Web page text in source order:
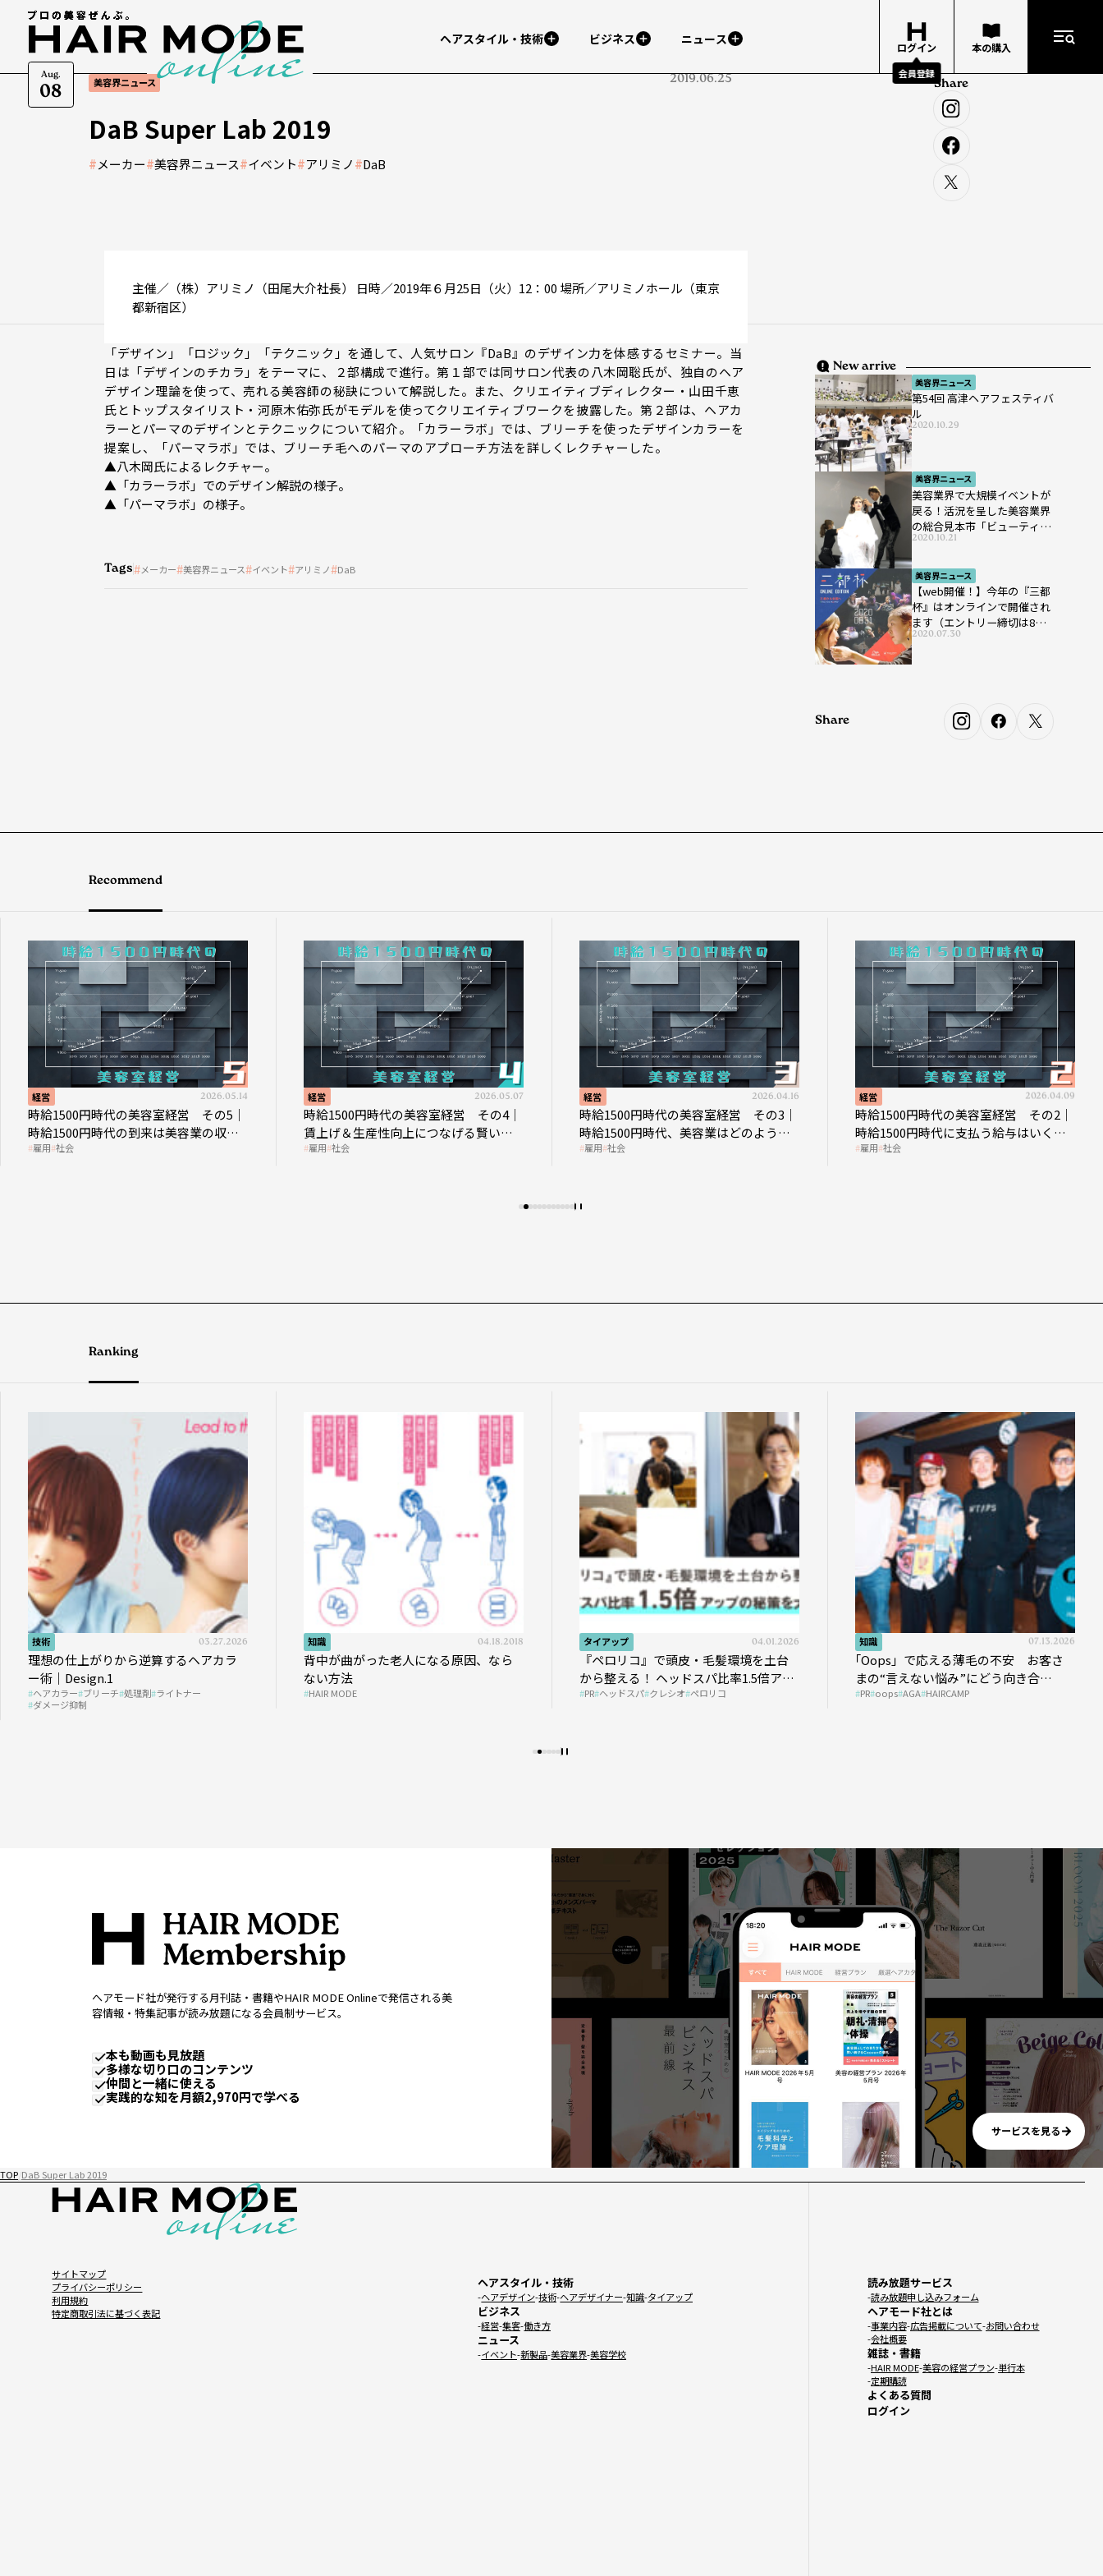
Aug.
08
ヘアスタイル・技術 ビジネス ニュース
ログイン
会員登録
本の購入
美容界ニュース 2019.06.25
DaB Super Lab 2019
#メーカー#美容界ニュース#イベント#アリミノ#DaB
Share
主催／（株）アリミノ（田尾大介社長） 日時／2019年６月25日（火）12：00 場所／アリミノホール（東京
都新宿区）
「デザイン」「ロジック」「テクニック」を通して、人気サロン『DaB』のデザイン力を体感するセミナー。当
日は「デザインのチカラ」をテーマに、２部構成で進行。第１部では同サロン代表の八木岡聡氏が、独自のヘア
デザイン理論を使って、売れる美容師の秘訣について解説した。また、クリエイティブディレクター・山田千恵
氏とトップスタイリスト・河原木佑弥氏がモデルを使ってクリエイティブワークを披露した。第２部は、ヘアカ
ラーとパーマのデザインとテクニックについて紹介。「カラーラボ」では、ブリーチを使ったデザインカラーを
提案し、「パーマラボ」では、ブリーチ毛へのパーマのアプローチ方法を詳しくレクチャーした。
▲八木岡氏によるレクチャー。
▲「カラーラボ」でのデザイン解説の様子。
▲「パーマラボ」の様子。
Tags メーカー 美容界ニュース イベント アリミノ DaB
New arrive
美容界ニュース
第54回 高津ヘアフェスティバ
ル
2020.10.29
美容界ニュース
美容業界で大規模イベントが
戻る！活況を呈した美容業界
の総合見本市「ビューティー
ワールド ジャパン ウエス
ト」が開催
2020.10.21
美容界ニュース
【web開催！】今年の『三都
杯』はオンラインで開催され
ます（エントリー締切は8月7
日まで）
2020.07.30
Share
Recommend
経営 2026.05.14
時給1500円時代の美容室経営 その5｜
時給1500円時代の到来は美容業の収益
構造を見直す契機
雇用 社会
経営 2026.05.07
時給1500円時代の美容室経営 その4｜
賃上げ＆生産性向上につなげる賢い助
成金活用
雇用 社会
経営 2026.04.16
時給1500円時代の美容室経営 その3｜
時給1500円時代、美容業はどのような
影響を受けるのか？
雇用 社会
経営 2026.04.09
時給1500円時代の美容室経営 その2｜
時給1500円時代に支払う給与はいくら
なのか
雇用 社会
Ranking
技術 03.27.2026
理想の仕上がりから逆算するヘアカラ
ー術｜Design.1
ヘアカラー ブリーチ 処理剤 ライトナー
ダメージ抑制
知識 04.18.2018
背中が曲がった老人になる原因、なら
ない方法
HAIR MODE
タイアップ 04.01.2026
『ペロリコ』で頭皮・毛髪環境を土台
から整える！ ヘッドスパ比率1.5倍アッ
プの秘策を大公開
PR ヘッドスパ クレシオ ペロリコ
知識 07.13.2026
｢Oops」で応える薄毛の不安 お客さ
まの“言えない悩み”にどう向き合
う？ ＃01
PR oops AGA HAIRCAMP
ヘアモード社が発行する月刊誌・書籍やHAIR MODE Onlineで発信される美
容情報・特集記事が読み放題になる会員制サービス。
本も動画も見放題
多様な切り口のコンテンツ
仲間と一緒に使える
実践的な知を月額2,970円で学べる
サービスを見る
TOP DaB Super Lab 2019
サイトマップ
プライバシーポリシー
利用規約
特定商取引法に基づく表記
ヘアスタイル・技術
ヘアデザイン 技術 ヘアデザイナー 知識 タイアップ
ビジネス
経営 集客 働き方
ニュース
イベント 新製品 美容業界 美容学校
読み放題サービス
読み放題申し込みフォーム
ヘアモード社とは
事業内容 広告掲載について お問い合わせ
会社概要
雑誌・書籍
HAIR MODE 美容の経営プラン 単行本
定期購読
よくある質問
ログイン